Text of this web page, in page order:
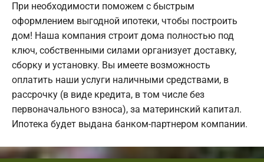
При необходимости поможем с быстрым
оформлением выгодной ипотеки, чтобы построить
дом! Наша компания строит дома полностью под
ключ, собственными силами организует доставку,
сборку и установку. Вы имеете возможность
оплатить наши услуги наличными средствами, в
рассрочку (в виде кредита, в том числе без
первоначального взноса), за материнский капитал.
Ипотека будет выдана банком-партнером компании.